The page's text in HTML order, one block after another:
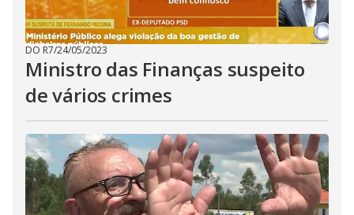
DO R7/24/05/2023
Ministro das Finanças suspeito
de vários crimes